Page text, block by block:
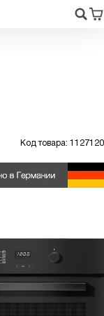
Код товара: 1127120